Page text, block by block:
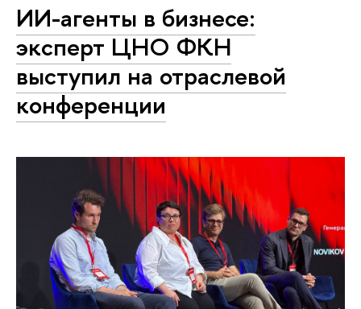
ИИ-агенты в бизнесе:
эксперт ЦНО ФКН
выступил на отраслевой
конференции